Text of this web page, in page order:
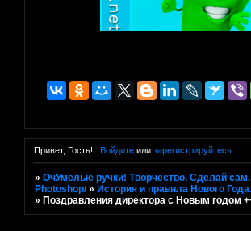
Привет, Гость! Войдитеили зарегистрируйтесь.
»ОчУмелые ручки! Творчество. Сделай
Photoshop/ » История и правила Нового
» Поздравления директора с Новым годом